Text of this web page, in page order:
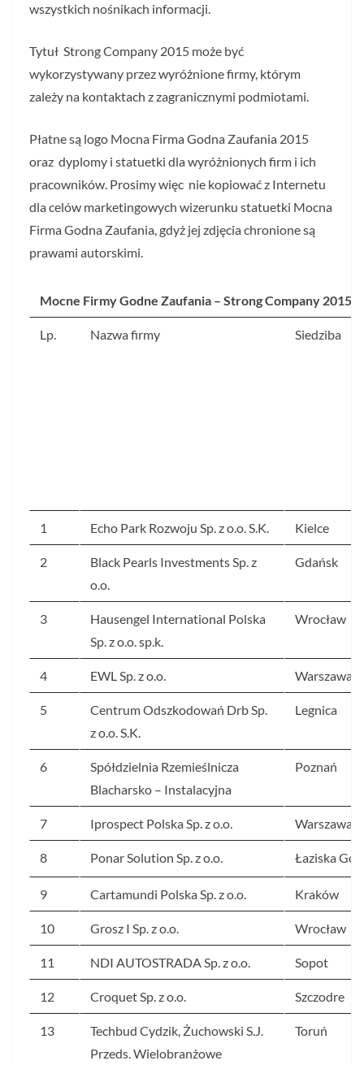
wszystkich nośnikach informacji.
Tytuł Strong Company 2015 może być
wykorzystywany przez wyróżnione firmy, którym
zależy na kontaktach z zagranicznymi podmiotami.
Płatne są logo Mocna Firma Godna Zaufania 2015
oraz dyplomy i statuetki dla wyróżnionych firm i ich
pracowników. Prosimy więc nie kopiować z Internetu
dla celów marketingowych wizerunku statuetki Mocna
Firma Godna Zaufania, gdyż jej zdjęcia chronione są
prawami autorskimi.
Mocne Firmy Godne Zaufania – Strong Company 2015
Lp. Nazwa firmy Siedziba
1 Echo Park Rozwoju Sp. z o.o. S.K. Kielce
2
Black Pearls Investments Sp. z
o.o.
Gdańsk
3
Hausengel International Polska
Sp. z o.o. sp.k.
Wrocław
4 EWL Sp. z o.o. Warszawa
5
Centrum Odszkodowań Drb Sp.
z o.o. S.K.
Legnica
6
Spółdzielnia Rzemieślnicza
Blacharsko – Instalacyjna
Poznań
7 Iprospect Polska Sp. z o.o. Warszawa
8 Ponar Solution Sp. z o.o. Łaziska
9 Cartamundi Polska Sp. z o.o. Kraków
10 Grosz I Sp. z o.o. Wrocław
11 NDI AUTOSTRADA Sp. z o.o. Sopot
12 Croquet Sp. z o.o. Szczodre
13
Techbud Cydzik, Żuchowski S.J.
Przeds. Wielobranżowe
Toruń